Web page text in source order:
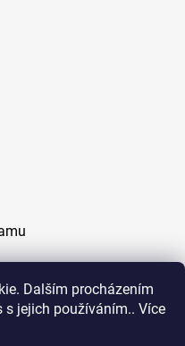
Dalším procházením
jejich používáním.. Více